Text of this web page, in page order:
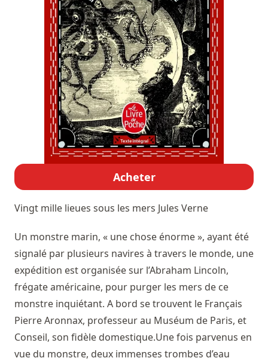
Acheter
Vingt mille lieues sous les mers Jules Verne
Un monstre marin, « une chose énorme », ayant été
signalé par plusieurs navires à travers le monde, une
expédition est organisée sur l’Abraham Lincoln,
frégate américaine, pour purger les mers de ce
monstre inquiétant. A bord se trouvent le Français
Pierre Aronnax, professeur au Muséum de Paris, et
Conseil, son fidèle domestique.Une fois parvenus en
vue du monstre, deux immenses trombes d’eau